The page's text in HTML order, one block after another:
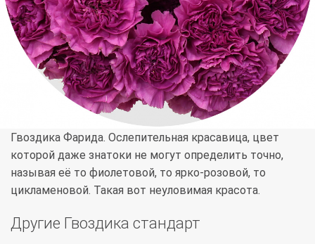
Гвоздика Фарида. Ослепительная красавица, цвет
которой даже знатоки не могут определить точно,
называя её то фиолетовой, то ярко-розовой, то
цикламеновой. Такая вот неуловимая красота.
Другие Гвоздика стандарт